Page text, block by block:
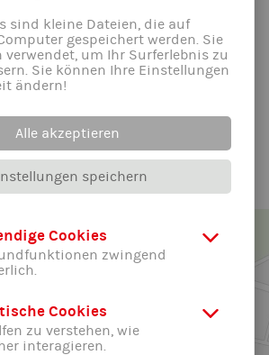
ist die Geschäftsstelle von 9 - 12 Uhr
den Feiertagen!
...
sind kleine Dateien, die auf
gespeichert werden. Sie
verwendet, um Ihr Surferlebnis zu
Sie können Ihre Einstellungen
ändern!
Alle akzeptieren
speichern
Cookies
zwingend
Cookies
zu verstehen, wie
interagieren.